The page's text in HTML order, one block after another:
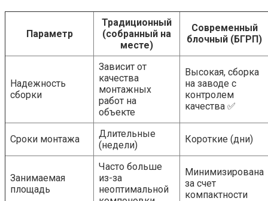
Параметр
Традиционный
(собранный на
месте)
Современный
блочный (БГРП)
Надежность
сборки
Зависит от
качества
монтажных
работ на
объекте
Высокая, сборка
на заводе с
контролем
качества ✅
Сроки монтажа
Длительные
(недели)
Короткие (дни)
Занимаемая
площадь
Часто больше
из-за
неоптимальной
Минимизирована
за счет
компактности